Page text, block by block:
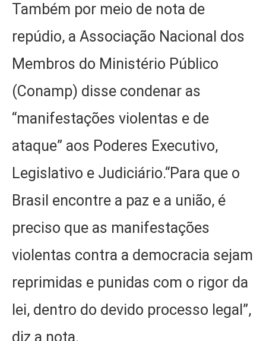
Também por meio de nota de
repúdio, a Associação Nacional dos
Membros do Ministério Público
(Conamp) disse condenar as
“manifestações violentas e de
ataque” aos Poderes Executivo,
Legislativo e Judiciário.“Para que o
Brasil encontre a paz e a união, é
preciso que as manifestações
violentas contra a democracia sejam
reprimidas e punidas com o rigor da
lei, dentro do devido processo legal”,
diz a nota.